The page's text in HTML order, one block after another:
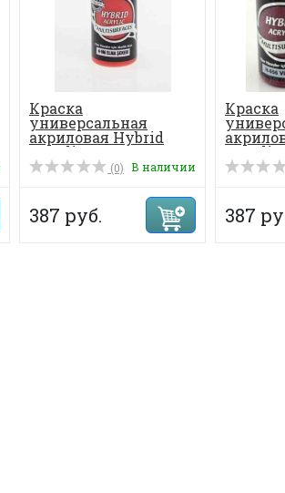
Краска
универсальная
акриловая Hybrid
Acrylic 70 мл, цвет...
(0) В наличии
387 руб.
Краска
Acrylic
387